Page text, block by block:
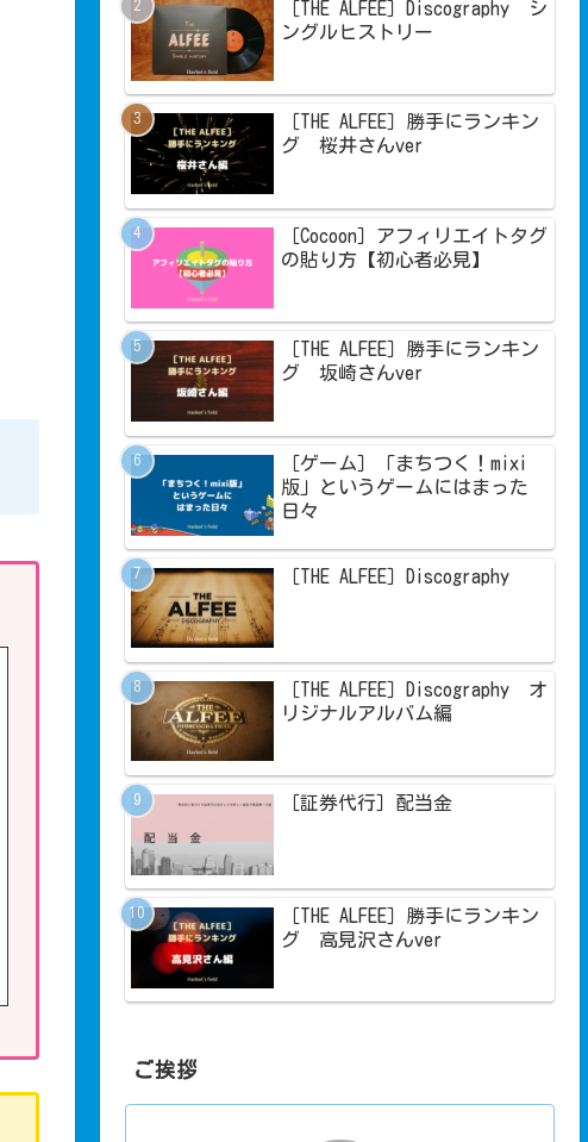
［THE ALFEE］Discography シ
ングルヒストリー
［THE ALFEE］勝手にランキン
グ 桜井さんver
［Cocoon］アフィリエイトタグ
の貼り方【初心者必見】
［THE ALFEE］勝手にランキン
グ 坂崎さんver
［ゲーム］「まちつく！mixi
版」というゲームにはまった
日々
［THE ALFEE］Discography
［THE ALFEE］Discography オ
リジナルアルバム編
［証券代行］配当金
［THE ALFEE］勝手にランキン
グ 高見沢さんver
ご挨拶